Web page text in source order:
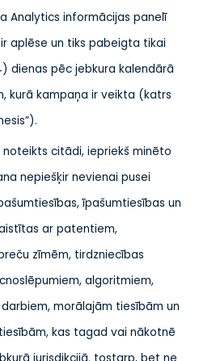
Analytics informācijas panelī
aplēse un tiks pabeigta tikai
dienas pēc jebkura kalendārā
kurā kampaņa ir veikta (katrs
citādi, iepriekš minēto
nepiešķir nevienai pusei
īpašumtiesības un
ar patentiem,
zīmēm, tirdzniecības
algoritmiem,
morālajām tiesībām un
kas tagad vai nākotnē